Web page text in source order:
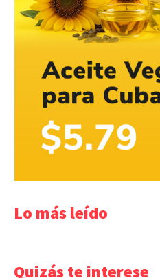
Lo más leído
Quizás te interese